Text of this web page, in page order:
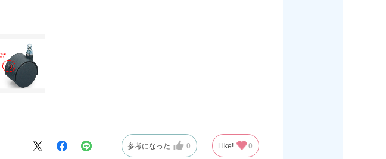
参考になった 0 Like! 0